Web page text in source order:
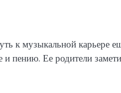
к музыкальной карьере
пению. Ее родители